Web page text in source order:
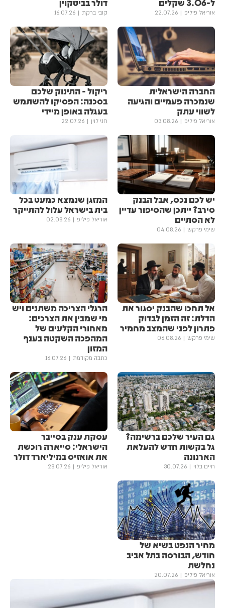
ל-3.06 שקלים
אוריאל פיליפ 22.07.26
דולר בביטקוין
קובי ברקת 16.07.26
החברה הישראלית
שנמכרה פעמיים והגיעה
לשווי עתק
אוריאל פיליפ 03.08.26
ריקול - התינוק שלכם
בסכנה: הפסיקו להשתמש
בעגלה באופן מיידי
חני לוין 22.07.26
יש לכם נכס, אבל הבנק
סירב? ייתכן שהסיפור עדיין
לא הסתיים
שימי פרקש 04.08.26
המזגן שנמצא כמעט בכל
בית בישראל עלול להתייקר
אוריאל פיליפ 02.08.26
אל תחכו שהבנק יסגור את
הדלת: זה הזמן לבדוק
פתרון לפני שהמצב מחמיר
שימי פרקש 06.08.26
הרגלי הצריכה משתנים ויש
מי שמבין את הצרכים:
מאחורי הקלעים של
המהפכה השקטה בענף
המזון
כתבה מקודמת 16.07.26
גם העיר שלכם ברשימה?
גל בקשות חדש להעלאת
הארנונה
חיים בלוי 30.07.26
עסקת ענק בסייבר
הישראלי: סייארה רוכשת
את אואזיס במיליארד דולר
אוריאל פיליפ 28.07.26
מחיר הנפט בשיא של
חודש, הבורסה בתל אביב
נחלשת
אוריאל פיליפ 20.07.26